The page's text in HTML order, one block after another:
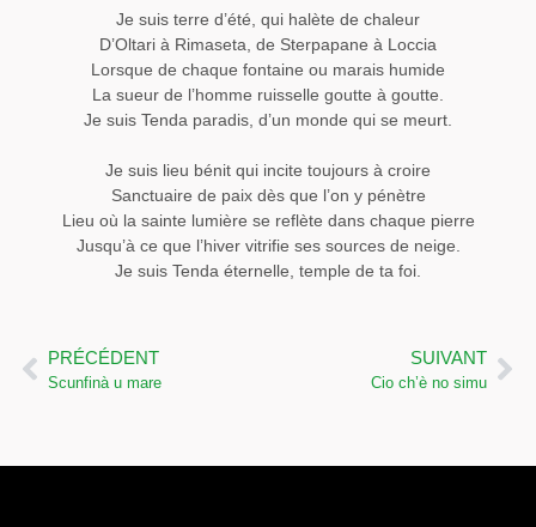
Je suis terre d’été, qui halète de chaleur
D’Oltari à Rimaseta, de Sterpapane à Loccia
Lorsque de chaque fontaine ou marais humide
La sueur de l’homme ruisselle goutte à goutte.
Je suis Tenda paradis, d’un monde qui se meurt.
Je suis lieu bénit qui incite toujours à croire
Sanctuaire de paix dès que l’on y pénètre
Lieu où la sainte lumière se reflète dans chaque pierre
Jusqu’à ce que l’hiver vitrifie ses sources de neige.
Je suis Tenda éternelle, temple de ta foi.
PRÉCÉDENT
Scunfinà u mare
SUIVANT
Cio ch’è no simu